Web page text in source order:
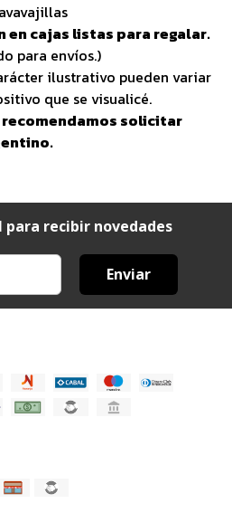
en cajas listas para regalar.
para envíos.)
ilustrativo pueden variar
que se visualicé.
solicitar
recibir novedades
Enviar